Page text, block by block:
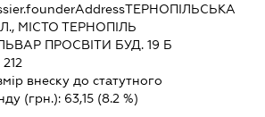
ТЕРНОПІЛЬСЬКА
МІСТО ТЕРНОПІЛЬ
ПРОСВІТИ БУД. 19 Б
внеску до статутного
(грн.): 63,15 (8.2 %)